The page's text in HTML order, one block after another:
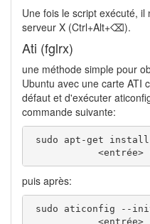
Une fois le script exécuté,
serveur X (Ctrl+Alt+⌫).
Ati (fglrx)
une méthode simple pour
Ubuntu avec une carte ATI
défaut et d'exécuter
commande suivante:
sudo apt-get
<entrée>
puis après:
sudo aticonfig --
            <entrée>